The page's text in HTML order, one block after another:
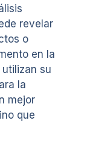
revelar
o
en la
su
la
mejor
que